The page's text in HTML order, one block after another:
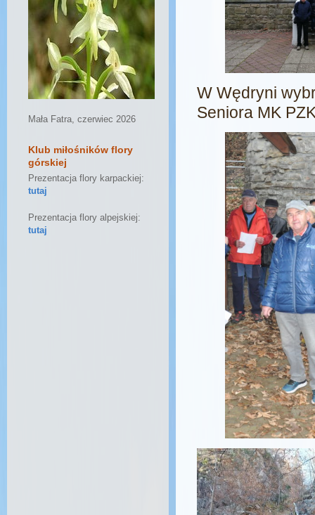
W Wędryni
Seniora MK
Mała Fatra, czerwiec 2026
Klub miłośników flory
górskiej
Prezentacja flory karpackiej:
tutaj
Prezentacja flory alpejskiej:
tutaj